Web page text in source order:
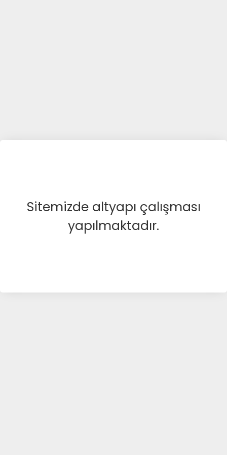
Sitemizde altyapı çalışması
yapılmaktadır.